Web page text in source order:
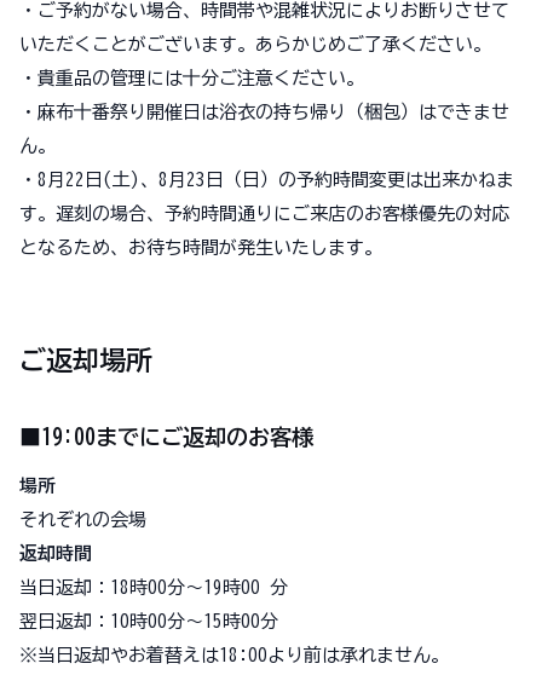
・ご予約がない場合、時間帯や混雑状況によりお断りさせて
いただくことがございます。あらかじめご了承ください。
・貴重品の管理には十分ご注意ください。
・麻布十番祭り開催日は浴衣の持ち帰り（梱包）はできませ
ん。
・8月22日(土)、8月23日（日）の予約時間変更は出来かねま
す。遅刻の場合、予約時間通りにご来店のお客様優先の対応
となるため、お待ち時間が発生いたします。
ご返却場所
■19:00までにご返却のお客様
場所
それぞれの会場
返却時間
当日返却：18時00分～19時00 分
翌日返却：10時00分～15時00分
※当日返却やお着替えは18:00より前は承れません。